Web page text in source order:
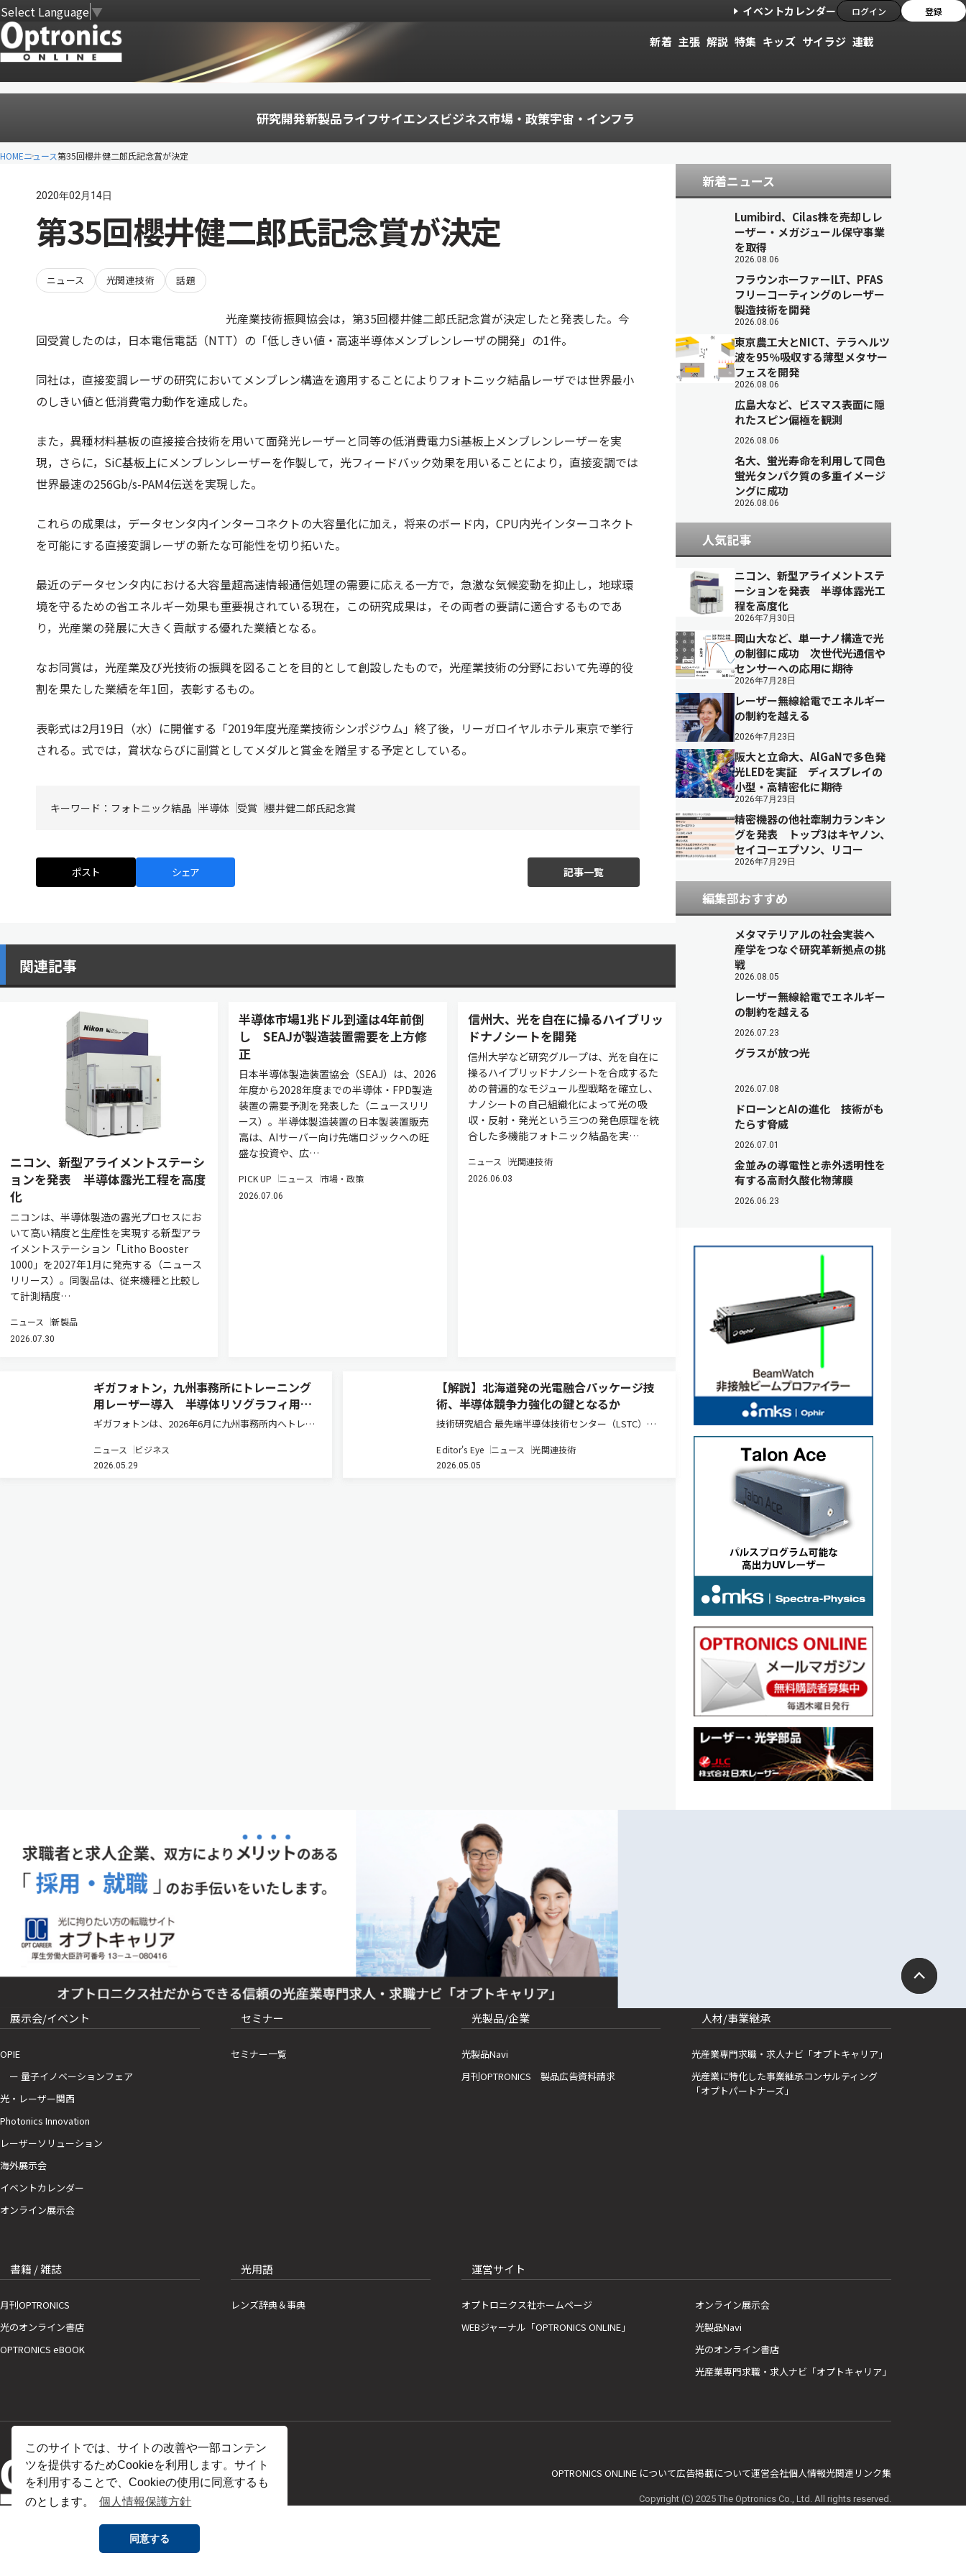
このサイトでは、サイトの改善や一部コンテン
ツを提供するためCookieを利用します。サイト
を利用することで、Cookieの使用に同意するも
のとします。
個人情報保護方針
同意する
Select Language▼ イベントカレンダー ログイン 登録
新着 主張 解説 特集 キッズ サイラジ 連載
研究開発新製品ライフサイエンスビジネス市場・政策宇宙・インフラ
HOMEニュース第35回櫻井健二郎氏記念賞が決定
2020年02月14日
第35回櫻井健二郎氏記念賞が決定
ニュース 光関連技術 話題
光産業技術振興協会は，第35回櫻井健二郎氏記念賞が決定したと発表した。今
回受賞したのは，日本電信電話（NTT）の「低しきい値・高速半導体メンブレンレーザの開発」の1件。
同社は，直接変調レーザの研究においてメンブレン構造を適用することによりフォトニック結晶レーザでは世界最小
のしきい値と低消費電力動作を達成した。
また，異種材料基板の直接接合技術を用いて面発光レーザーと同等の低消費電力Si基板上メンブレンレーザーを実
現，さらに，SiC基板上にメンブレンレーザーを作製して，光フィードバック効果を用いることにより，直接変調では
世界最速の256Gb/s-PAM4伝送を実現した。
これらの成果は，データセンタ内インターコネクトの大容量化に加え，将来のボード内，CPU内光インターコネクト
を可能にする直接変調レーザの新たな可能性を切り拓いた。
最近のデータセンタ内における大容量超高速情報通信処理の需要に応える一方で，急激な気候変動を抑止し，地球環
境を守るための省エネルギー効果も重要視されている現在，この研究成果は，その両者の要請に適合するものであ
り，光産業の発展に大きく貢献する優れた業績となる。
なお同賞は，光産業及び光技術の振興を図ることを目的として創設したもので，光産業技術の分野において先導的役
割を果たした業績を年1回，表彰するもの。
表彰式は2月19日（水）に開催する「2019年度光産業技術シンポジウム」終了後，リーガロイヤルホテル東京で挙行
される。式では，賞状ならびに副賞としてメダルと賞金を贈呈する予定としている。
キーワード： フォトニック結晶 半導体 受賞 櫻井健二郎氏記念賞
ポスト シェア 記事一覧
関連記事
ニコン、新型アライメントステーシ
ョンを発表 半導体露光工程を高度
化
ニコンは、半導体製造の露光プロセスにお
いて高い精度と生産性を実現する新型アラ
イメントステーション「Litho Booster
1000」を2027年1月に発売する（ニュース
リリース）。同製品は、従来機種と比較し
て計測精度…
ニュース 新製品
2026.07.30
半導体市場1兆ドル到達は4年前倒
し SEAJが製造装置需要を上方修
正
日本半導体製造装置協会（SEAJ）は、2026
年度から2028年度までの半導体・FPD製造
装置の需要予測を発表した（ニュースリリ
ース）。半導体製造装置の日本製装置販売
高は、AIサーバー向け先端ロジックへの旺
盛な投資や、広…
PICK UP ニュース 市場・政策
2026.07.06
信州大、光を自在に操るハイブリッ
ドナノシートを開発
信州大学など研究グループは、光を自在に
操るハイブリッドナノシートを合成するた
めの普遍的なモジュール型戦略を確立し、
ナノシートの自己組織化によって光の吸
収・反射・発光という三つの発色原理を統
合した多機能フォトニック結晶を実…
ニュース 光関連技術
2026.06.03
ギガフォトン，九州事務所にトレーニング
用レーザー導入 半導体リソグラフィ用光
源のサポート体制を強化
ギガフォトンは、2026年6月に九州事務所内へトレー
すると発表した（ニュースリリース）。 近年、AI需要
の拡大を背景に半導体産業の成長が続いており、今後
ニュース ビジネス
2026.05.29
【解説】北海道発の光電融合パッケージ技
術、半導体競争力強化の鍵となるか
技術研究組合 最先端半導体技術センター（LSTC）が
の半導体戦略において重要な転換点を示している。ポ
スト5G時代におけるデータ通信量の爆発的増大と電力
Editor's Eye ニュース 光関連技術
2026.05.05
新着ニュース
Lumibird、Cilas株を売却しレ
ーザー・メガジュール保守事業
を取得
2026.08.06
フラウンホーファーILT、PFAS
フリーコーティングのレーザー
製造技術を開発
2026.08.06
東京農工大とNICT、テラヘルツ
波を95％吸収する薄型メタサー
フェスを開発
2026.08.06
広島大など、ビスマス表面に隠
れたスピン偏極を観測
2026.08.06
名大、蛍光寿命を利用して同色
蛍光タンパク質の多重イメージ
ングに成功
2026.08.06
人気記事
ニコン、新型アライメントステ
ーションを発表 半導体露光工
程を高度化
2026年7月30日
岡山大など、単一ナノ構造で光
の制御に成功 次世代光通信や
センサーへの応用に期待
2026年7月28日
レーザー無線給電でエネルギー
の制約を越える
2026年7月23日
阪大と立命大、AlGaNで多色発
光LEDを実証 ディスプレイの
小型・高精密化に期待
2026年7月23日
精密機器の他社牽制力ランキン
グを発表 トップ3はキヤノン、
セイコーエプソン、リコー
2026年7月29日
編集部おすすめ
メタマテリアルの社会実装へ
産学をつなぐ研究革新拠点の挑
戦
2026.08.05
レーザー無線給電でエネルギー
の制約を越える
2026.07.23
グラスが放つ光
2026.07.08
ドローンとAIの進化 技術がも
たらす脅威
2026.07.01
金並みの導電性と赤外透明性を
有する高耐久酸化物薄膜
2026.06.23
展示会/イベント
OPIE
ー 量子イノベーションフェア
光・レーザー関西
Photonics Innovation
レーザーソリューション
海外展示会
イベントカレンダー
オンライン展示会
セミナー
セミナー一覧
光製品/企業
光製品Navi
月刊OPTRONICS 製品広告資料請求
人材/事業継承
光産業専門求職・求人ナビ「オプトキャリア」
光産業に特化した事業継承コンサルティング
「オプトパートナーズ」
書籍 / 雑誌
月刊OPTRONICS
光のオンライン書店
OPTRONICS eBOOK
光用語
レンズ辞典＆事典
運営サイト
オプトロニクス社ホームページ
WEBジャーナル「OPTRONICS ONLINE」
オンライン展示会
光製品Navi
光のオンライン書店
光産業専門求職・求人ナビ「オプトキャリア」
OPTRONICS ONLINE について広告掲載について運営会社個人情報光関連リンク集
Copyright (C) 2025 The Optronics Co., Ltd. All rights reserved.